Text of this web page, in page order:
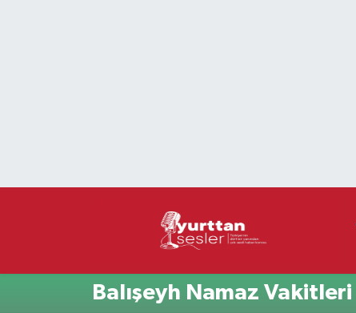
Balışeyh Namaz Vakitleri
Süper Lig Puan Durumu ve Fikstür
Son Dakika Haberleri